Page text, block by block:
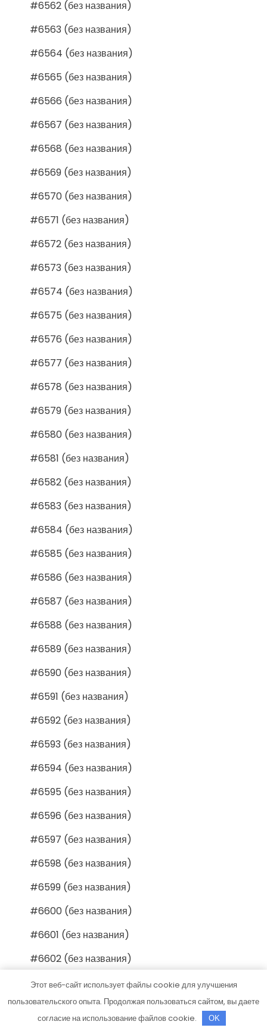
#6562 (без названия)
#6563 (без названия)
#6564 (без названия)
#6565 (без названия)
#6566 (без названия)
#6567 (без названия)
#6568 (без названия)
#6569 (без названия)
#6570 (без названия)
#6571 (без названия)
#6572 (без названия)
#6573 (без названия)
#6574 (без названия)
#6575 (без названия)
#6576 (без названия)
#6577 (без названия)
#6578 (без названия)
#6579 (без названия)
#6580 (без названия)
#6581 (без названия)
#6582 (без названия)
#6583 (без названия)
#6584 (без названия)
#6585 (без названия)
#6586 (без названия)
#6587 (без названия)
#6588 (без названия)
#6589 (без названия)
#6590 (без названия)
#6591 (без названия)
#6592 (без названия)
#6593 (без названия)
#6594 (без названия)
#6595 (без названия)
#6596 (без названия)
#6597 (без названия)
#6598 (без названия)
#6599 (без названия)
#6600 (без названия)
#6601 (без названия)
#6602 (без названия)
#6603 (без названия)
#6604 (без названия)
Этот веб-сайт использует файлы cookie для улучшения
пользовательского опыта. Продолжая пользоваться сайтом, вы даете
согласие на использование файлов cookie.
OK